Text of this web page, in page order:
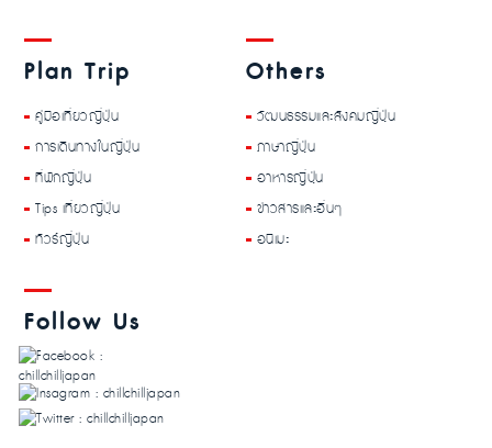
Plan Trip
คู่มือเที่ยวญี่ปุ่น
การเดินทางในญี่ปุ่น
ที่พักญี่ปุ่น
Tips เที่ยวญี่ปุ่น
ทัวร์ญี่ปุ่น
Others
วัฒนธรรมและสังคมญี่ปุ่น
ภาษาญี่ปุ่น
อาหารญี่ปุ่น
ข่าวสารและอื่นๆ
อนิเมะ
Follow Us